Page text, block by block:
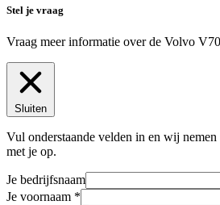
Stel je vraag
Vraag meer informatie over de Volvo V70
Sluiten
Vul onderstaande velden in en wij
met je op.
Je bedrijfsnaam
Je voornaam